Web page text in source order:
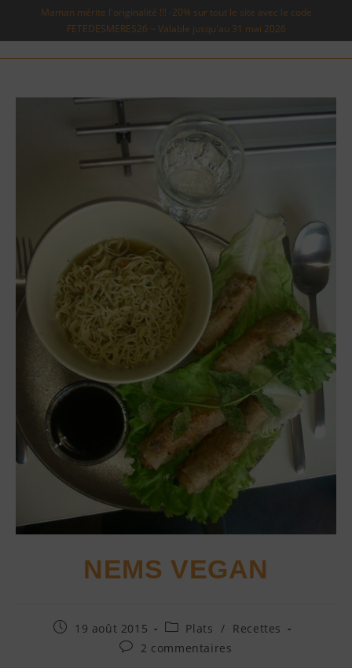
Maman mérite l'originalité !!! -20% sur tout le site avec le code
FETEDESMERES26 ~ Valable jusqu'au 31 mai 2026
NEMS VEGAN
19 août 2015 Plats / Recettes
2 commentaires